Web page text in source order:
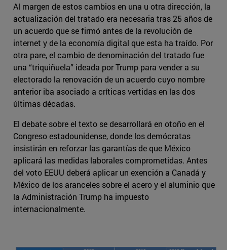
Al margen de estos cambios en una u otra dirección, la
actualización del tratado era necesaria tras 25 años de
un acuerdo que se firmó antes de la revolución de
internet y de la economía digital que esta ha traído. Por
otra pare, el cambio de denominación del tratado fue
una “triquiñuela” ideada por Trump para vender a su
electorado la renovación de un acuerdo cuyo nombre
anterior iba asociado a críticas vertidas en las dos
últimas décadas.
El debate sobre el texto se desarrollará en otoño en el
Congreso estadounidense, donde los demócratas
insistirán en reforzar las garantías de que México
aplicará las medidas laborales comprometidas. Antes
del voto EEUU deberá aplicar un exención a Canadá y
México de los aranceles sobre el acero y el aluminio que
la Administración Trump ha impuesto
internacionalmente.